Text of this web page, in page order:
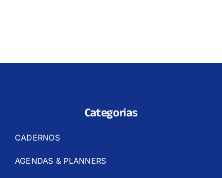
Categorias
CADERNOS
AGENDAS & PLANNERS